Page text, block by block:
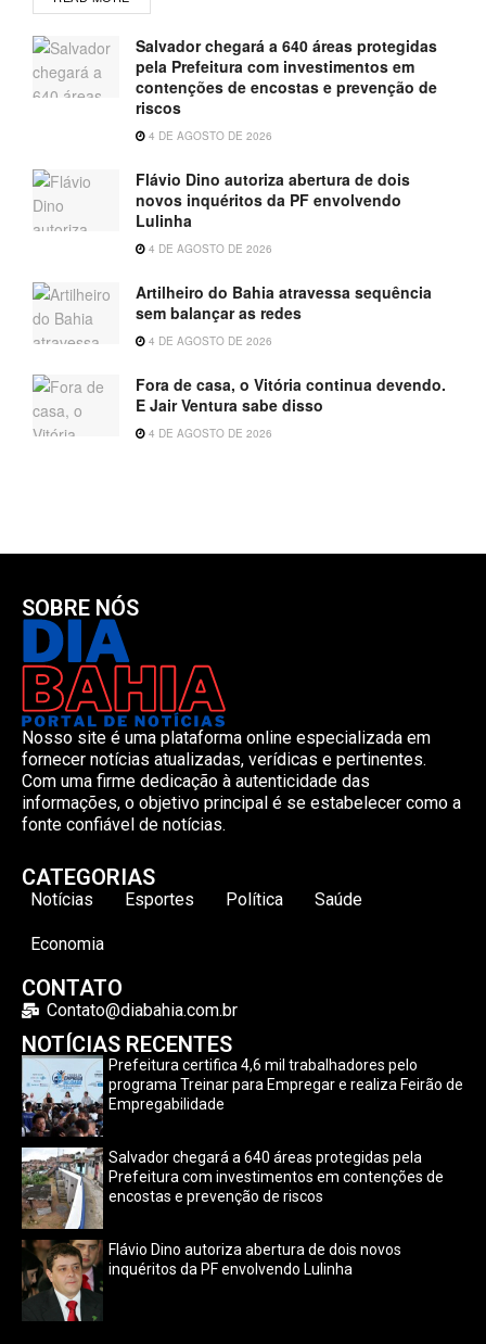
Salvador chegará a 640 áreas protegidas
pela Prefeitura com investimentos em
contenções de encostas e prevenção de
riscos
4 DE AGOSTO DE 2026
Flávio Dino autoriza abertura de dois
novos inquéritos da PF envolvendo
Lulinha
4 DE AGOSTO DE 2026
Artilheiro do Bahia atravessa sequência
sem balançar as redes
4 DE AGOSTO DE 2026
Fora de casa, o Vitória continua devendo.
E Jair Ventura sabe disso
4 DE AGOSTO DE 2026
SOBRE NÓS
Nosso site é uma plataforma online especializada em
fornecer notícias atualizadas, verídicas e pertinentes.
Com uma firme dedicação à autenticidade das
informações, o objetivo principal é se estabelecer como a
fonte confiável de notícias.
CATEGORIAS
Notícias Esportes Política Saúde
Economia
CONTATO
Contato@diabahia.com.br
NOTÍCIAS RECENTES
Prefeitura certifica 4,6 mil trabalhadores pelo
programa Treinar para Empregar e realiza Feirão de
Empregabilidade
Salvador chegará a 640 áreas protegidas pela
Prefeitura com investimentos em contenções de
encostas e prevenção de riscos
Flávio Dino autoriza abertura de dois novos
inquéritos da PF envolvendo Lulinha